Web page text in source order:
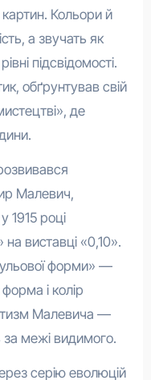
Кольори й
а звучать як
підсвідомості.
обґрунтував свій
де
Малевич,
1915 році
виставці «0,10».
форми» —
і колір
Малевича —
за межі видимого.
серію еволюцій